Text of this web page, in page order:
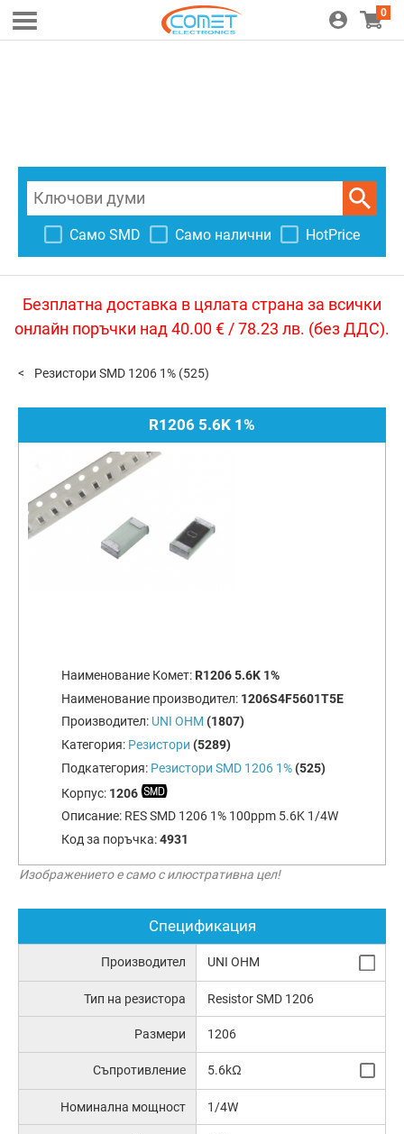
0
Само SMD Само налични HotPrice
Безплатна доставка в цялата страна за всички
онлайн поръчки над 40.00 € / 78.23 лв. (без ДДС).
Резистори SMD 1206 1% (525)
R1206 5.6K 1%
Наименование Комет: R1206 5.6K 1%
Наименование производител: 1206S4F5601T5E
Производител: UNI OHM (1807)
Категория: Резистори (5289)
Подкатегория: Резистори SMD 1206 1% (525)
Корпус: 1206
Описание: RES SMD 1206 1% 100ppm 5.6K 1/4W
Код за поръчка:4931
Изображението е само с илюстративна цел!
Спецификация
Производител UNI OHM
Тип на резистора Resistor SMD 1206
Размери 1206
Съпротивление 5.6kΩ
Номинална мощност 1/4W